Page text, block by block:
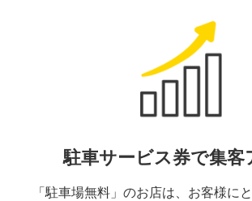
駐車サービス券で集客
「駐車場無料」のお店は、お客様に